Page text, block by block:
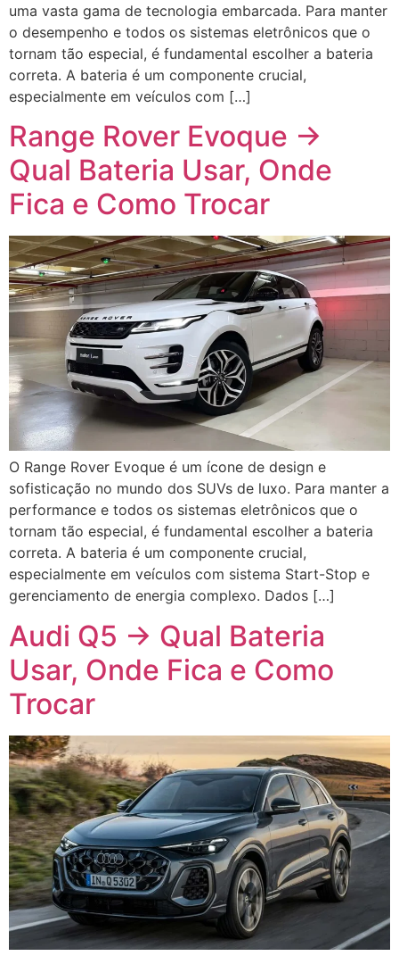
uma vasta gama de tecnologia embarcada. Para manter
o desempenho e todos os sistemas eletrônicos que o
tornam tão especial, é fundamental escolher a bateria
correta. A bateria é um componente crucial,
especialmente em veículos com […]
Range Rover Evoque →
Qual Bateria Usar, Onde
Fica e Como Trocar
O Range Rover Evoque é um ícone de design e
sofisticação no mundo dos SUVs de luxo. Para manter a
performance e todos os sistemas eletrônicos que o
tornam tão especial, é fundamental escolher a bateria
correta. A bateria é um componente crucial,
especialmente em veículos com sistema Start-Stop e
gerenciamento de energia complexo. Dados […]
Audi Q5 → Qual Bateria
Usar, Onde Fica e Como
Trocar